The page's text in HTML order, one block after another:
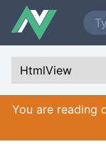
You are reading